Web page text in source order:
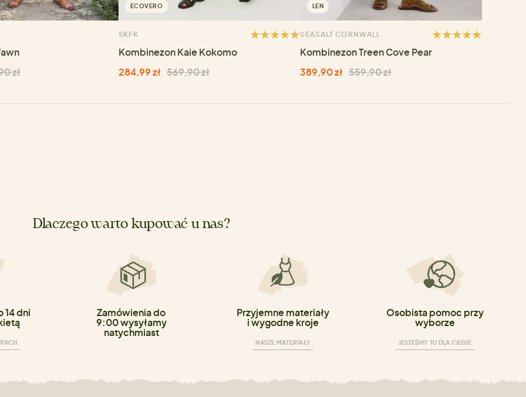
zł
ECOVERO
SKFK
Kombinezon Kaie Kokomo
284,99 zł 569,90 zł
LEN
SEASALT CORNWALL
Kombinezon Treen Cove Pear
389,90 zł 559,90 zł
Dlaczego warto kupować u nas?
14 dni
Zamówienia do
9:00 wysyłamy
natychmiast
Przyjemne materiały
i wygodne kroje
NASZE MATERIAŁY
Osobista pomoc przy
wyborze
JESTEŚMY TU DLA CIEBIE